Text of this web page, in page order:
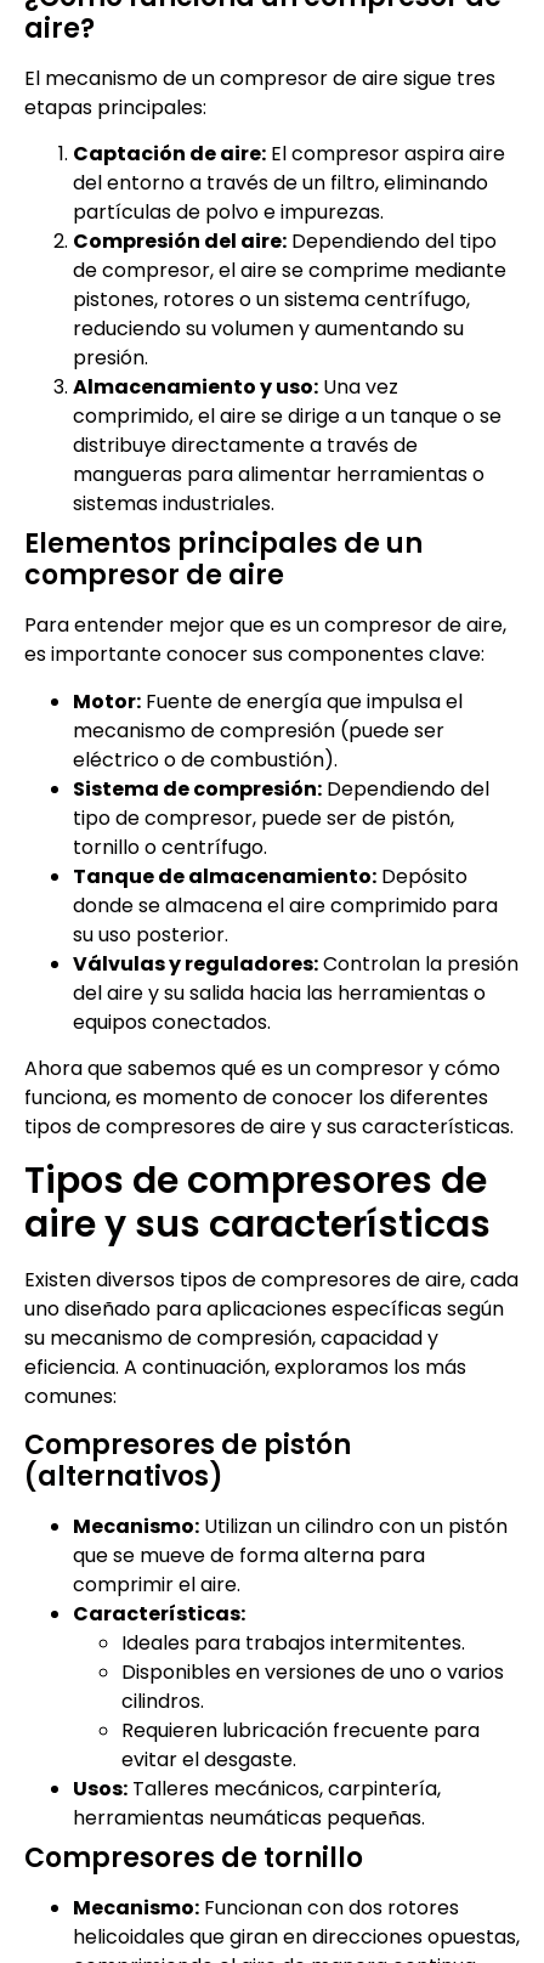
aire?
El mecanismo de un compresor de aire sigue tres
etapas principales:
Captación de aire: El compresor aspira aire
del entorno a través de un filtro, eliminando
partículas de polvo e impurezas.
Compresión del aire: Dependiendo del tipo
de compresor, el aire se comprime mediante
pistones, rotores o un sistema centrífugo,
reduciendo su volumen y aumentando su
presión.
Almacenamiento y uso: Una vez
comprimido, el aire se dirige a un tanque o se
distribuye directamente a través de
mangueras para alimentar herramientas o
sistemas industriales.
Elementos principales de un
compresor de aire
Para entender mejor que es un compresor de aire,
es importante conocer sus componentes clave:
Motor: Fuente de energía que impulsa el
mecanismo de compresión (puede ser
eléctrico o de combustión).
Sistema de compresión: Dependiendo del
tipo de compresor, puede ser de pistón,
tornillo o centrífugo.
Tanque de almacenamiento: Depósito
donde se almacena el aire comprimido para
su uso posterior.
Válvulas y reguladores:Controlan la presión
del aire y su salida hacia las herramientas o
equipos conectados.
Ahora que sabemos qué es un compresor y cómo
funciona, es momento de conocer los diferentes
tipos de compresores de aire y sus características.
Tipos de compresores de
aire y sus características
Existen diversos tipos de compresores de aire, cada
uno diseñado para aplicaciones específicas según
su mecanismo de compresión, capacidad y
eficiencia. A continuación, exploramos los más
comunes:
Compresores de pistón
(alternativos)
Mecanismo: Utilizan un cilindro con un pistón
que se mueve de forma alterna para
comprimir el aire.
Características:
Ideales para trabajos intermitentes.
Disponibles en versiones de uno o varios
cilindros.
Requieren lubricación frecuente para
evitar el desgaste.
Usos: Talleres mecánicos, carpintería,
herramientas neumáticas pequeñas.
Compresores de tornillo
Mecanismo: Funcionan con dos rotores
helicoidales que giran en direcciones opuestas,